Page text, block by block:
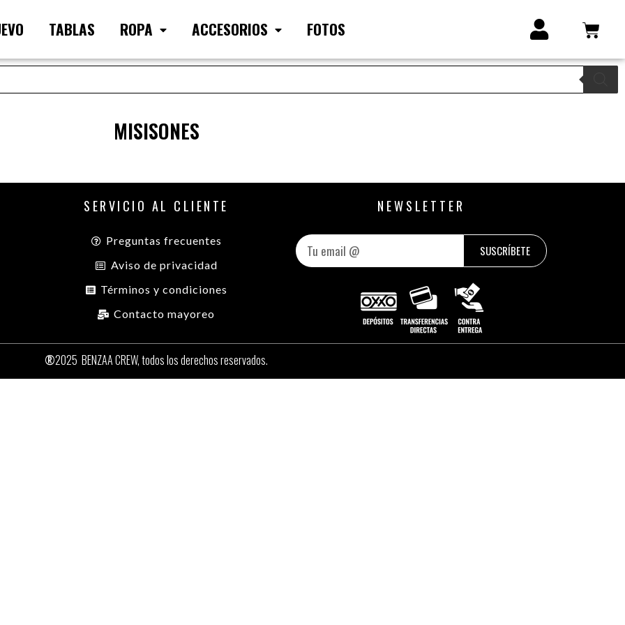
TABLAS ROPA ACCESORIOS FOTOS
MISISONES
SERVICIO AL CLIENTE
Preguntas frecuentes
Aviso de privacidad
Términos y condiciones
Contacto mayoreo
NEWSLETTER
SUSCRÍBETE
®2025 BENZAA CREW, todos los derechos reservados.